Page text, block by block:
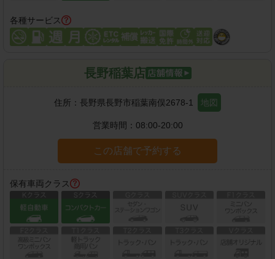
各種サービス
長野稲葉店
住所： 長野県長野市稲葉南俣2678-1 地図
営業時間： 08:00-20:00
この店舗で予約する
保有車両クラス